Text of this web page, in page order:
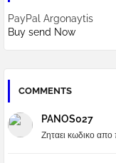
PayPal Argonaytis
Buy send Now
COMMENTS
PANOS027
Ζηταει κωδικο